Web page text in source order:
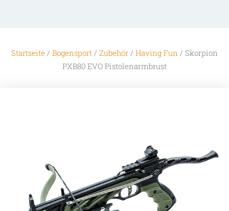
Startseite / Bogensport / Zubehör / Having Fun / Skorpion
PXB80 EVO Pistolenarmbrust